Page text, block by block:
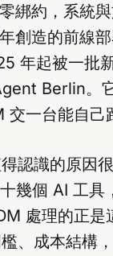
綁約，系統
創造的前線
年起被一批
Berlin。
一台能自己
認識的原因
幾個 AI 工具
處理的正是
、成本結構